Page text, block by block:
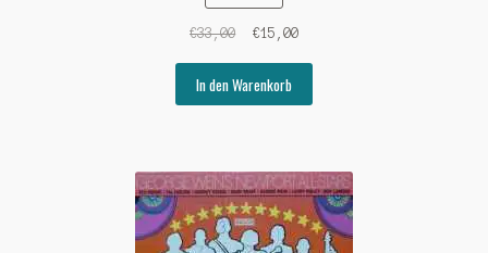
€33,00
Ursprünglicher
war:
€33,00
€15,00Aktueller
€15,00.
In den Warenkorb